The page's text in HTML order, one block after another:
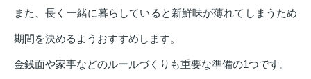
また、長く一緒に暮らしていると新鮮味が薄れてしまうため
期間を決めるようおすすめします。
金銭面や家事などのルールづくりも重要な準備の1つです。